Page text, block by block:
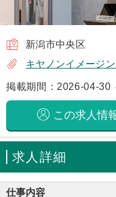
新潟市中央区
キヤノンイメージ
掲載期間：2026-04-30
この求人情
求人詳細
仕事内容